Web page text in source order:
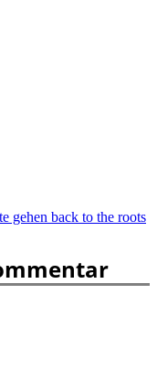
gehen back to the roots